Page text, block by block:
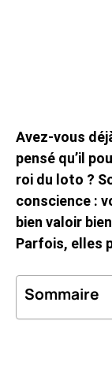
Avez-vous
pensé qu’il
roi du loto ?
conscience :
bien valoir
Parfois, elles
Sommaire